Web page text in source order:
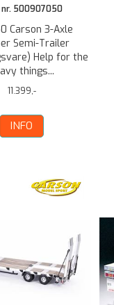
nr. 500907050
Carson 3-Axle
Semi-Trailer
Help for the
things...
11.399,-
INFO